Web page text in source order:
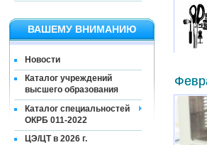
ВАШЕМУ ВНИМАНИЮ
Новости
Каталог учреждений
высшего образования
Каталог специальностей
ОКРБ 011-2022
ЦЭ/ЦТ в 2026 г.